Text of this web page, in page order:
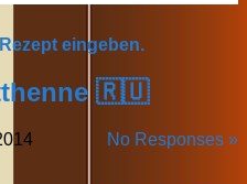
eingeben.
🇷🇺
No Responses »